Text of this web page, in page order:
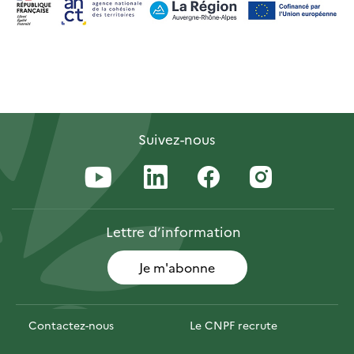
Suivez-nous
Lettred’information
Je m'abonne
Contactez-nous Le CNPF recrute